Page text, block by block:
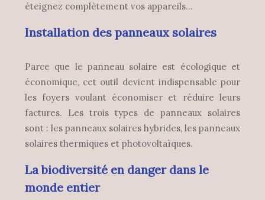
éteignez complètement vos appareils…
Installation des panneaux solaires
Parce que le panneau solaire est écologique et
économique, cet outil devient indispensable pour
les foyers voulant économiser et réduire leurs
factures. Les trois types de panneaux solaires
sont : les panneaux solaires hybrides, les panneaux
solaires thermiques et photovoltaïques.
La biodiversité en danger dans le
monde entier